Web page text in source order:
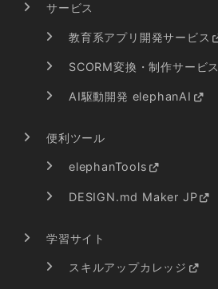
サービス
教育系アプリ開発サービス
SCORM変換・制作サービス
AI駆動開発 elephanAI
便利ツール
elephanTools
DESIGN.md Maker JP
学習サイト
スキルアップカレッジ